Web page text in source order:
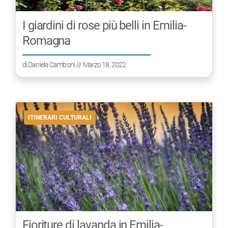
I giardini di rose più belli in Emilia-
Romagna
diDaniela Camboni/// Marzo 18, 2022
ITINERARI CULTURALI
Fioriture di lavanda in Emilia-